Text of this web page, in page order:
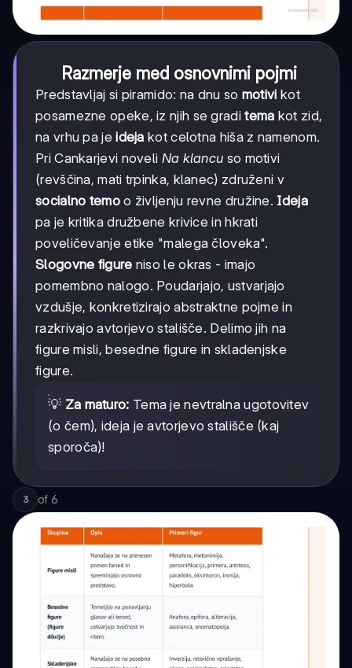
Razmerje med osnovnimi pojmi
Predstavljaj si piramido: na dnu so motivi kot
posamezne opeke, iz njih se graditema kot zid,
na vrhu pa jeideja kot celotna hiša z namenom.
Pri Cankarjevi noveli Na klancu so motivi
(revščina, mati trpinka, klanec) združeni v
socialno temoo življenju revne družine. Ideja
pa je kritika družbene krivice in hkrati
poveličevanje etike "malega človeka".
Slogovne figure niso le okras - imajo
pomembno nalogo. Poudarjajo, ustvarjajo
vzdušje, konkretizirajo abstraktne pojme in
razkrivajo avtorjevo stališče. Delimo jih na
figure misli, besedne figure in skladenjske
figure.
💡 Za maturo: Tema je nevtralna ugotovitev
(o čem), ideja je avtorjevo stališče (kaj
sporoča)!
3 of 6